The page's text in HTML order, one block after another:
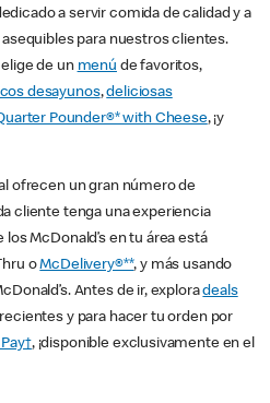
a servir comida de calidad y a
para nuestros clientes.
de un menú de favoritos,
desayunos,deliciosas
Pounder®* with Cheese, ¡y
ofrecen un gran número de
cliente tenga una experiencia
McDonald’s en tu área está
oMcDelivery®**, y más usando
Antes de ir, exploradeals
y para hacer tu orden por
, ¡disponible exclusivamente en el